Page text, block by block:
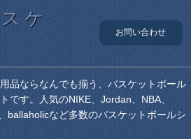
ケ
お問い合わせ
品ならなんでも揃う、バスケットボール
です。人気のNIKE、Jordan、NBA、
ballaholicなど多数のバスケットボールシ